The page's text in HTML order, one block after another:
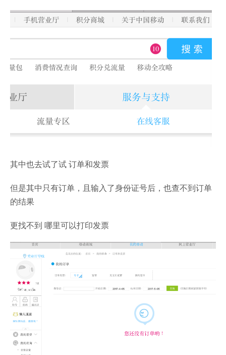
其中也去试了试 订单和发票
但是其中只有订单，且输入了身份证号后，也查不到订单
的结果
更找不到 哪里可以打印发票